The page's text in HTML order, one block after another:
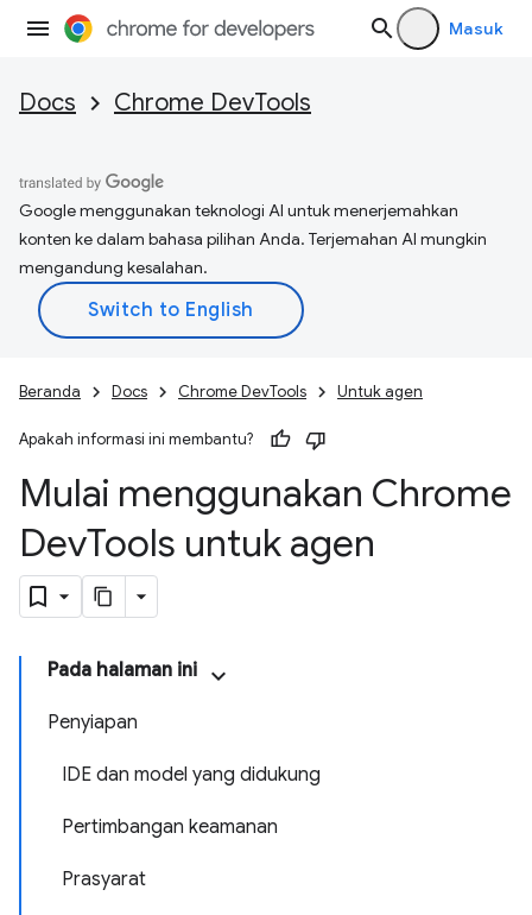
Masuk
Docs Chrome DevTools
Google menggunakan teknologi AI untuk menerjemahkan
konten ke dalam bahasa pilihan Anda. Terjemahan AI mungkin
mengandung kesalahan.
Beranda Docs Chrome DevTools Untuk agen
Apakah informasi ini membantu?
Mulai menggunakan Chrome
DevTools untuk agen
Pada halaman ini
Penyiapan
IDE dan model yang didukung
Pertimbangan keamanan
Prasyarat